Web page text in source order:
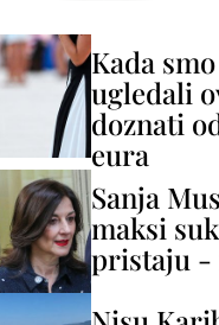
Kada
ugledali
doznati
eura
Sanja
maksi
pristaju -